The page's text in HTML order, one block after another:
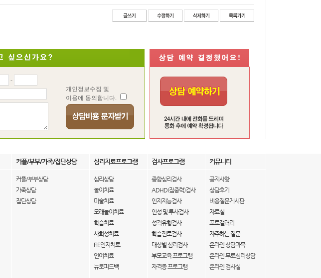
-
개인정보수집 및
이용에 동의합니다.
커플/부부/가족/집단상담 심리치료프로그램 검사프로그램 커뮤니티
커플/부부상담
가족상담
집단상담
심리상담
놀이치료
미술치료
모래놀이치료
학습치료
사회성치료
FIE인지치료
언어치료
뉴로피드백
종합심리검사
ADHD(집중력)검사
인지지능검사
인성 및 투사검사
성격유형검사
학습진로검사
대상별 심리검사
부모교육 프로그램
자격증 프로그램
공지사항
상담후기
비용질문게시판
자료실
포토갤러리
자주하는 질문
온라인 상담과목
온라인 무료심리상담
온라인 검사실